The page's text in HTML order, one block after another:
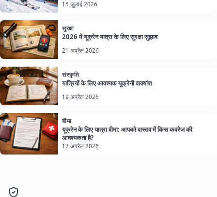
15 जुलाई 2026
सुरक्षा
2026 में यूक्रेन यात्रा के लिए सुरक्षा सुझाव
21 अप्रैल 2026
संस्कृति
यात्रियों के लिए आवश्यक यूक्रेनी वाक्यांश
19 अप्रैल 2026
बीमा
यूक्रेन के लिए यात्रा बीमा: आपको वास्तव में किस कवरेज की
आवश्यकता है?
17 अप्रैल 2026